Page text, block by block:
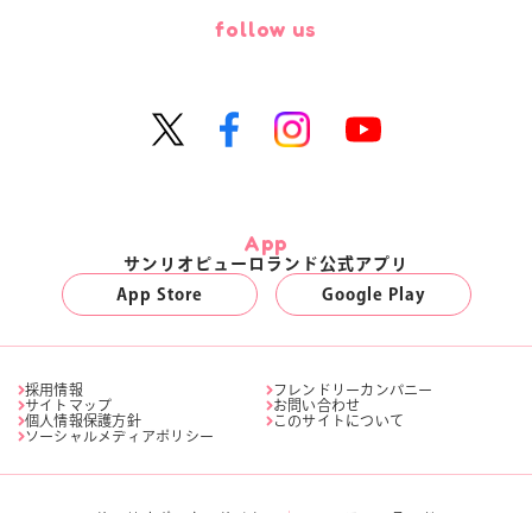
follow us
App
サンリオピューロランド公式アプリ
App Store
Google Play
採用情報
フレンドリーカンパニー
サイトマップ
お問い合わせ
個人情報保護方針
このサイトについて
ソーシャルメディアポリシー